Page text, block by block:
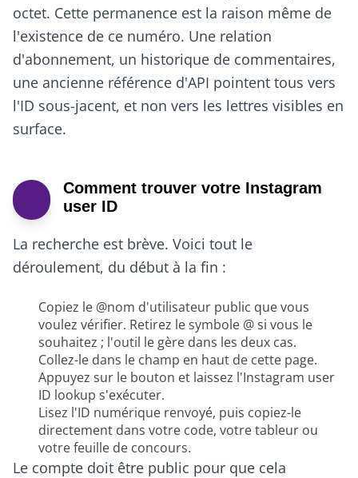
octet. Cette permanence est la raison même de
l'existence de ce numéro. Une relation
d'abonnement, un historique de commentaires,
une ancienne référence d'API pointent tous vers
l'ID sous-jacent, et non vers les lettres visibles en
surface.
Comment trouver votre Instagram
user ID
La recherche est brève. Voici tout le
déroulement, du début à la fin :
Copiez le @nom d'utilisateur public que vous
voulez vérifier. Retirez le symbole @ si vous le
souhaitez ; l'outil le gère dans les deux cas.
Collez-le dans le champ en haut de cette page.
Appuyez sur le bouton et laissez l'Instagram user
ID lookup s'exécuter.
Lisez l'ID numérique renvoyé, puis copiez-le
directement dans votre code, votre tableur ou
votre feuille de concours.
Le compte doit être public pour que cela